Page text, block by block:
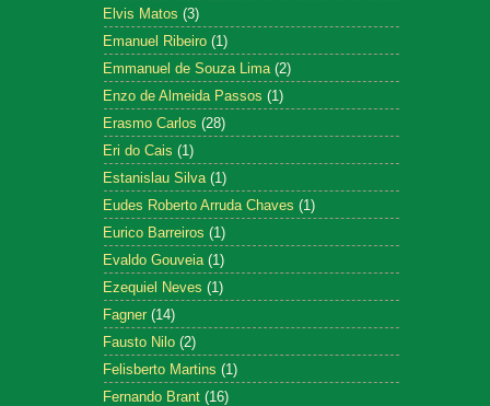
Elvis Matos (3)
Emanuel Ribeiro (1)
Emmanuel de Souza Lima (2)
Enzo de Almeida Passos (1)
Erasmo Carlos (28)
Eri do Cais (1)
Estanislau Silva (1)
Eudes Roberto Arruda Chaves (1)
Eurico Barreiros (1)
Evaldo Gouveia (1)
Ezequiel Neves (1)
Fagner (14)
Fausto Nilo (2)
Felisberto Martins (1)
Fernando Brant (16)